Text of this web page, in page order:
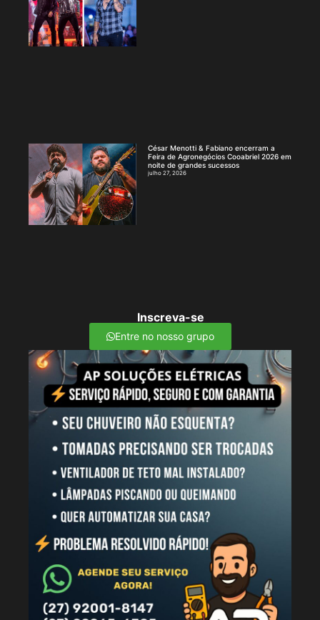
César Menotti & Fabiano encerram a
Feira de Agronegócios Cooabriel 2026 em
noite de grandes sucessos
julho 27, 2026
Inscreva-se
Entre no nosso grupo